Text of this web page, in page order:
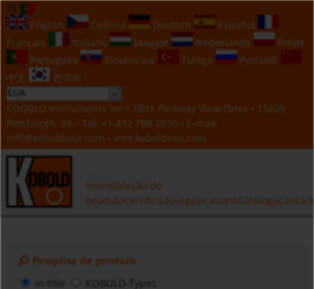
English
Čeština Deutsch
Español
Français
Italiano Magyar Nederlands
Polski
Português
Slovenčina Türkçe
Русский
中文
한국의
KOBOLD Instruments Inc • 1801 Parkway View Drive • 15205
Pittsburgh, PA • Tel:
+1 412 788 2830 • E-mail:
info@koboldusa.com • visit koboldusa.com
Inicio Seleção do
produtoCertificadosApplications Catálogo
Pesquisa de produto
KOBOLD-Types